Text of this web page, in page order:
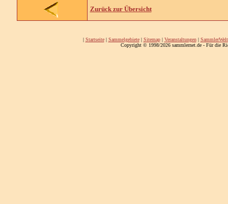
Zurück zur Übersicht
| Startseite| Sammelgebiete| Sitemap| Veranstaltungen| SammlerWelt
Copyright © 1998/2026 sammlernet.de - Für die